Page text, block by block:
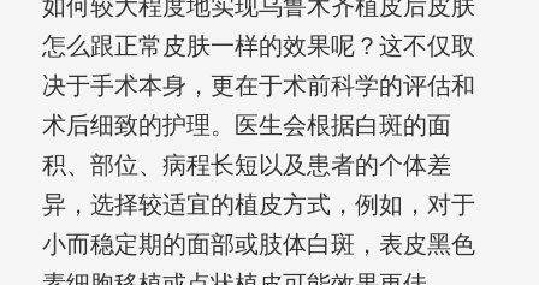
如何较大程度地实现乌鲁木齐植皮后皮肤
怎么跟正常皮肤一样的效果呢？这不仅取
决于手术本身，更在于术前科学的评估和
术后细致的护理。医生会根据白斑的面
积、部位、病程长短以及患者的个体差
异，选择较适宜的植皮方式，例如，对于
小而稳定期的面部或肢体白斑，表皮黑色